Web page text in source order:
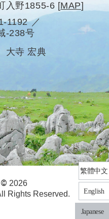
繁體中文
English
Japanese
入野1855-6 [MAP]
1192
-238号
大寺 宏典
© 2026
Rights Reserved.